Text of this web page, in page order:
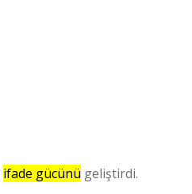
ifade gücünü geliştirdi.